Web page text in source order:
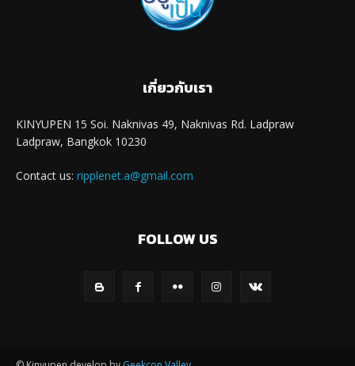
เกี่ยวกับเรา
KINYUPEN 15 Soi. Naknivas 49, Naknivas Rd. Ladpraw
Ladpraw, Bangkok 10230
Contact us: ripplenet.a@gmail.com
FOLLOW US